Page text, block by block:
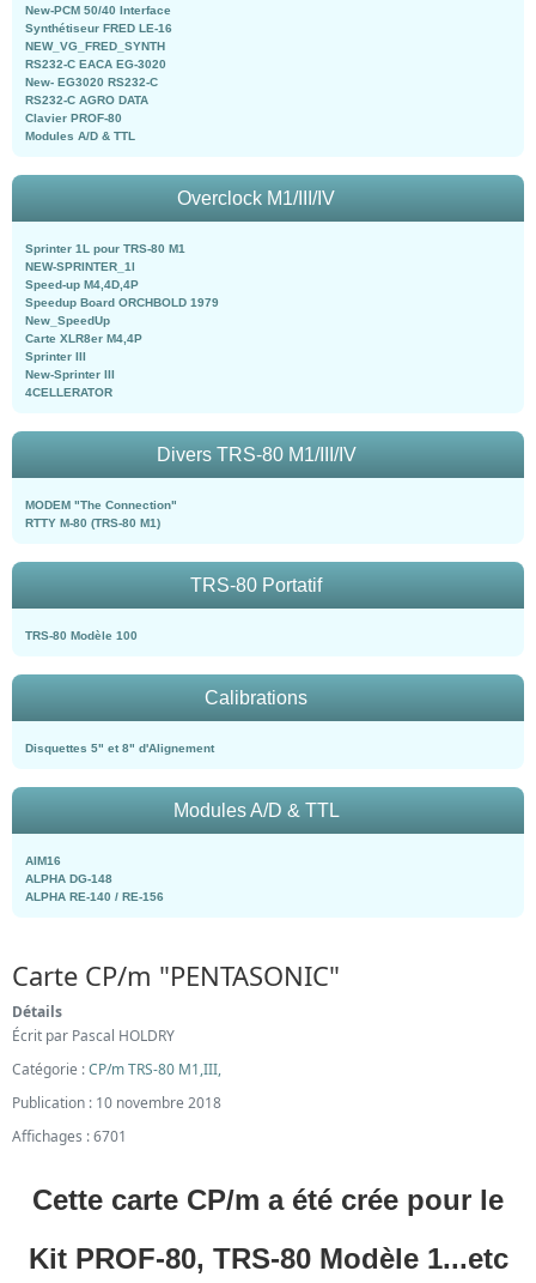
New-PCM 50/40 Interface
Synthétiseur FRED LE-16
NEW_VG_FRED_SYNTH
RS232-C EACA EG-3020
New- EG3020 RS232-C
RS232-C AGRO DATA
Clavier PROF-80
Modules A/D & TTL
Overclock M1/III/IV
Sprinter 1L pour TRS-80 M1
NEW-SPRINTER_1l
Speed-up M4,4D,4P
Speedup Board ORCHBOLD 1979
New_SpeedUp
Carte XLR8er M4,4P
Sprinter III
New-Sprinter III
4CELLERATOR
Divers TRS-80 M1/III/IV
MODEM "The Connection"
RTTY M-80 (TRS-80 M1)
TRS-80 Portatif
TRS-80 Modèle 100
Calibrations
Disquettes 5" et 8" d'Alignement
Modules A/D & TTL
AIM16
ALPHA DG-148
ALPHA RE-140 / RE-156
Carte CP/m "PENTASONIC"
Détails
Écrit par Pascal HOLDRY
Catégorie :CP/m TRS-80 M1,III,
Publication : 10 novembre 2018
Affichages : 6701
Cette carte CP/m a été crée pour le
Kit PROF-80, TRS-80 Modèle 1...etc